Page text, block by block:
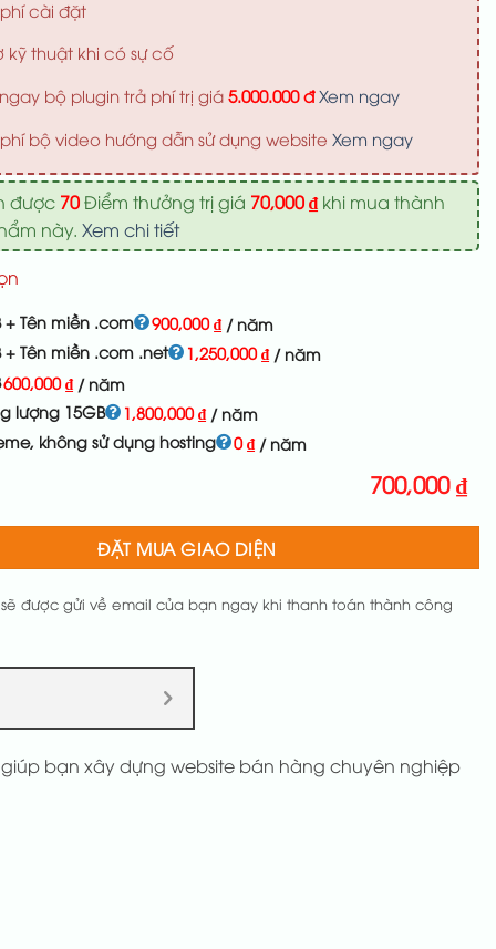
cài đặt
kỹ thuật khi có sự cố
bộ plugin trả phí trị giá5.000.000 đ Xem ngay
bộ video hướng dẫn sử dụng website Xem ngay
được 70Điểm thưởng trị giá 70,000₫khi mua thành
này. Xem chi tiết
+ Tên miền .com 900,000₫ / năm
+ Tên miền .com .net
1,250,000₫ / năm
600,000₫ / năm
lượng 15GB
1,800,000₫ / năm
không sử dụng hosting
0₫ / năm
700,000₫
ĐẶT MUA GIAO DIỆN
được gửi về email của bạn ngay khi thanh toán thành công
bạn xây dựng website bán hàng chuyên nghiệp